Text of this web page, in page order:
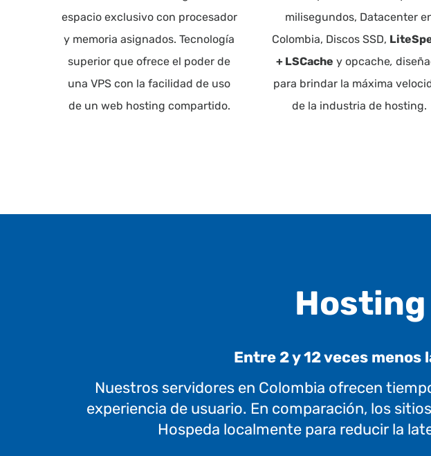
espacio exclusivo con procesador
y memoria asignados. Tecnología
superior que ofrece el poder de
una VPS con la facilidad de uso
de un web hosting compartido.
milisegundos, Datacenter
Colombia, Discos SSD,
+ LSCache y opcache,
para brindar la máxima
de la industria de hosting.
Hosting
Entre 2 y 12 veces
Nuestros servidores en Colombia ofrecen
experiencia de usuario. En comparación, los
Hospeda localmente para reducir la